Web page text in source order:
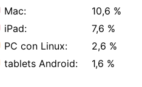
Mac:
10,6 %
iPad:
7,6 %
PC con Linux:
2,6 %
tablets Android:
1,6 %